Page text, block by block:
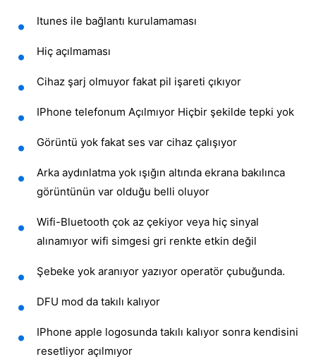
Itunes ile bağlantı kurulamaması
Hiç açılmaması
Cihaz şarj olmuyor fakat pil işareti çıkıyor
IPhone telefonum Açılmıyor Hiçbir şekilde tepki yok
Görüntü yok fakat ses var cihaz çalışıyor
Arka aydınlatma yok ışığın altında ekrana bakılınca
görüntünün var olduğu belli oluyor
Wifi-Bluetooth çok az çekiyor veya hiç sinyal
alınamıyor wifi simgesi gri renkte etkin değil
Şebeke yok aranıyor yazıyor operatör çubuğunda.
DFU mod da takılı kalıyor
IPhone apple logosunda takılı kalıyor sonra kendisini
resetliyor açılmıyor